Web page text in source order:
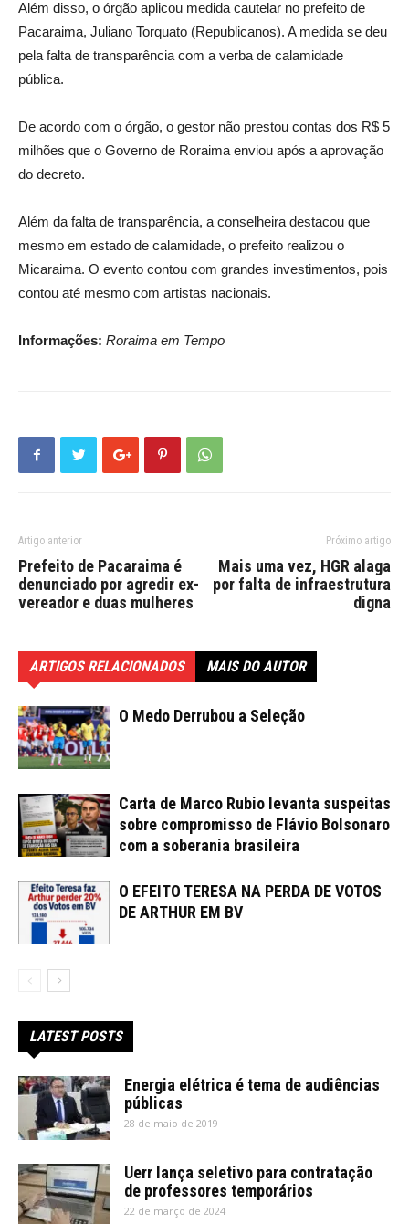
Além disso, o órgão aplicou medida cautelar no prefeito de
Pacaraima, Juliano Torquato (Republicanos). A medida se deu
pela falta de transparência com a verba de calamidade
pública.
De acordo com o órgão, o gestor não prestou contas dos R$ 5
milhões que o Governo de Roraima enviou após a aprovação
do decreto.
Além da falta de transparência, a conselheira destacou que
mesmo em estado de calamidade, o prefeito realizou o
Micaraima. O evento contou com grandes investimentos, pois
contou até mesmo com artistas nacionais.
Informações: Roraima em Tempo
Artigo anterior
Prefeito de Pacaraima é
denunciado por agredir ex-
vereador e duas mulheres
Próximo artigo
Mais uma vez, HGR alaga
por falta de infraestrutura
digna
ARTIGOS RELACIONADOS MAIS DO AUTOR
O Medo Derrubou a Seleção
Carta de Marco Rubio levanta suspeitas
sobre compromisso de Flávio Bolsonaro
com a soberania brasileira
O EFEITO TERESA NA PERDA DE VOTOS
DE ARTHUR EM BV
LATEST POSTS
Energia elétrica é tema de audiências
públicas
28 de maio de 2019
Uerr lança seletivo para contratação
de professores temporários
22 de março de 2024